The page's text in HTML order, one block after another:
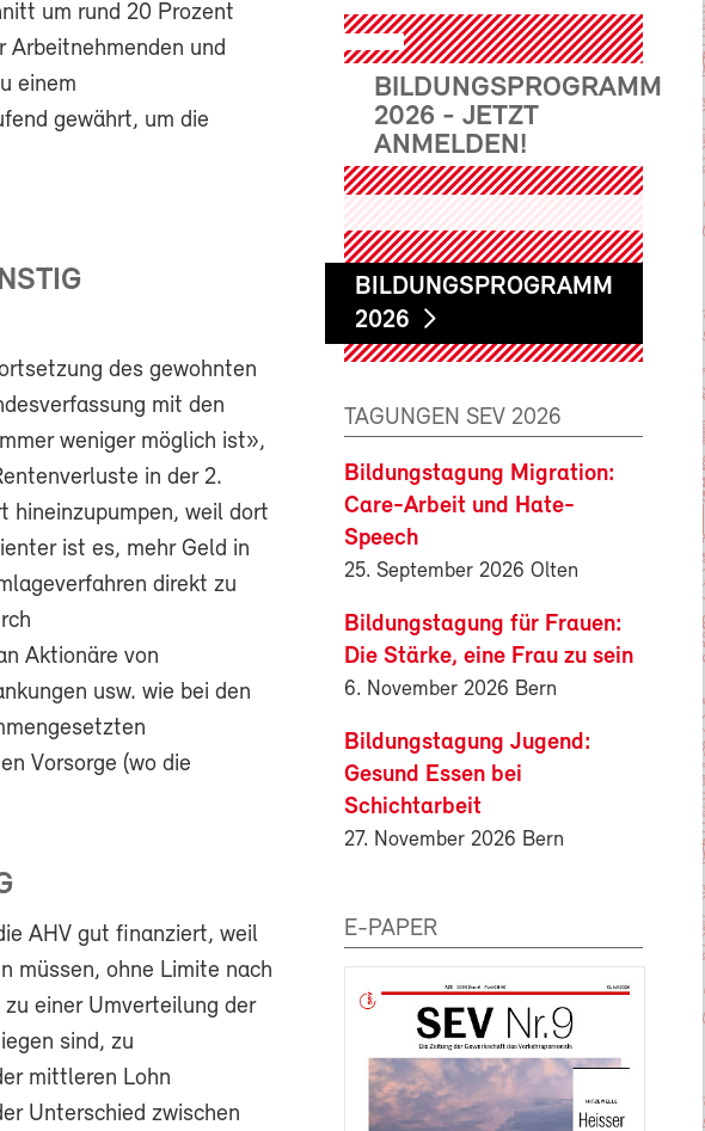
um rund 20 Prozent
Arbeitnehmenden und
einem
gewährt, um die
des gewohnten
mit den
weniger möglich ist»,
in der 2.
hineinzupumpen, weil dort
ist es, mehr Geld in
direkt zu
Aktionäre von
usw. wie bei den
Vorsorge (wo die
AHV gut finanziert, weil
müssen, ohne Limite nach
einer Umverteilung der
sind, zu
mittleren Lohn
Unterschied zwischen
BILDUNGSPROGRAMM
2026 - JETZT
ANMELDEN!
BILDUNGSPROGRAMM
2026
TAGUNGEN SEV 2026
Bildungstagung Migration:
Care-Arbeit und Hate-
Speech
25. September 2026 Olten
Bildungstagung für Frauen:
Die Stärke, eine Frau zu sein
6. November 2026 Bern
Bildungstagung Jugend:
Gesund Essen bei
Schichtarbeit
27. November 2026 Bern
E-PAPER